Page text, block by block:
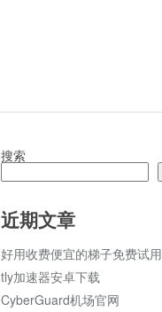
搜索
近期文章
好用收费便宜的梯子免费试用
tly加速器安卓下载
CyberGuard机场官网